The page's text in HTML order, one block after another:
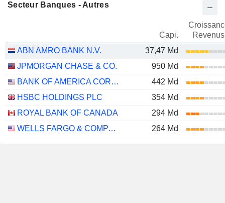
Secteur Banques - Autres
Capi.
Revenus
ABN AMRO BANK N.V.
37,47 Md
JPMORGAN CHASE & CO.
950 Md
BANK OF AMERICA CORPORATION
442 Md
HSBC HOLDINGS PLC
354 Md
ROYAL BANK OF CANADA
294 Md
WELLS FARGO & COMPANY
264 Md